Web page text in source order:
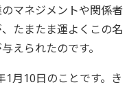
マネジメントや関係者
たまたま運よくこの名
えられたのです。
月10日のことです。き